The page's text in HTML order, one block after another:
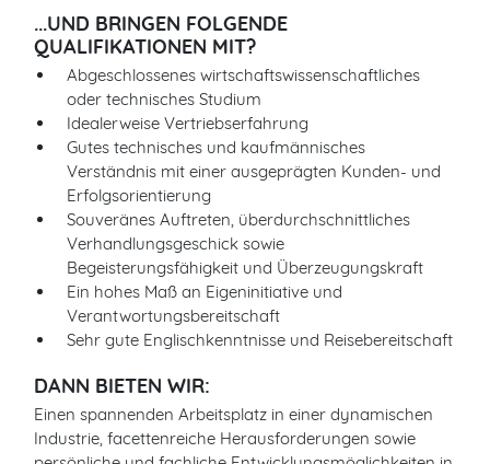
...UND BRINGEN FOLGENDE
QUALIFIKATIONEN MIT?
Abgeschlossenes wirtschaftswissenschaftliches
oder technisches Studium
Idealerweise Vertriebserfahrung
Gutes technisches und kaufmännisches
Verständnis mit einer ausgeprägten Kunden- und
Erfolgsorientierung
Souveränes Auftreten, überdurchschnittliches
Verhandlungsgeschick sowie
Begeisterungsfähigkeit und Überzeugungskraft
Ein hohes Maß an Eigeninitiative und
Verantwortungsbereitschaft
Sehr gute Englischkenntnisse und Reisebereitschaft
DANN BIETEN WIR:
Einen spannenden Arbeitsplatz in einer dynamischen
Industrie, facettenreiche Herausforderungen sowie